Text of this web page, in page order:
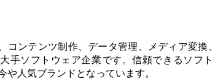
コンテンツ制作、データ管理、メディア変
手ソフトウェア企業です。信頼できるソフ
や人気ブランドとなっています。